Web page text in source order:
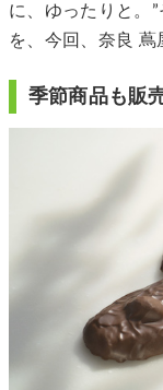
に、ゆったりと。
を、今回、奈良 蔦
季節商品も販